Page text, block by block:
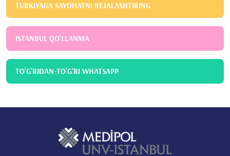
TURKIYAGA SAYOHATNI REJALASHTIRING
ISTANBUL QO'LLANMA
TO'G'RIDAN-TO'G'RI WHATSAPP